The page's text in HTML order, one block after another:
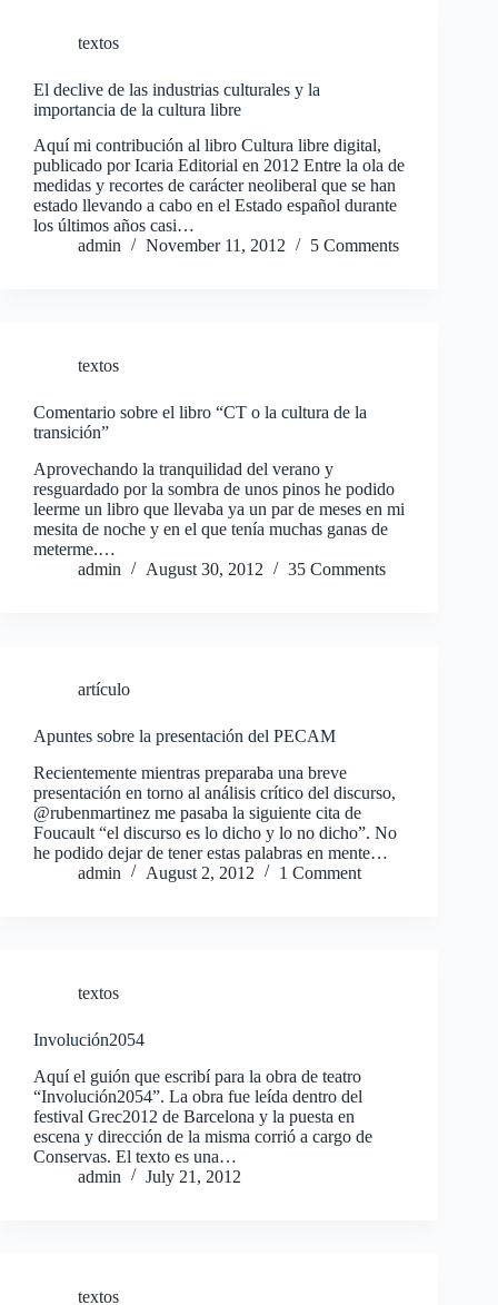
textos
El declive de las industrias culturales y la
importancia de la cultura libre
Aquí mi contribución al libro Cultura libre digital,
publicado por Icaria Editorial en 2012 Entre la ola de
medidas y recortes de carácter neoliberal que se han
estado llevando a cabo en el Estado español durante
los últimos años casi…
admin
November 11, 2012 5 Comments
textos
Comentario sobre el libro “CT o la cultura de la
transición”
Aprovechando la tranquilidad del verano y
resguardado por la sombra de unos pinos he podido
leerme un libro que llevaba ya un par de meses en mi
mesita de noche y en el que tenía muchas ganas de
meterme.…
admin
August 30, 2012 35 Comments
artículo
Apuntes sobre la presentación del PECAM
Recientemente mientras preparaba una breve
presentación en torno al análisis crítico del discurso,
@rubenmartinez me pasaba la siguiente cita de
Foucault “el discurso es lo dicho y lo no dicho”. No
he podido dejar de tener estas palabras en mente…
admin
August 2, 2012 1 Comment
textos
Involución2054
Aquí el guión que escribí para la obra de teatro
“Involución2054”. La obra fue leída dentro del
festival Grec2012 de Barcelona y la puesta en
escena y dirección de la misma corrió a cargo de
Conservas. El texto es una…
admin
July 21, 2012
textos